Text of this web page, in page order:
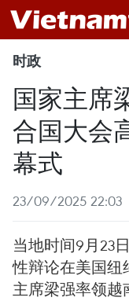
时政
国家主席
合国大会
幕式
23/09/2025 22:03
当地时间9月23
性辩论在美国纽
主席梁强率领越